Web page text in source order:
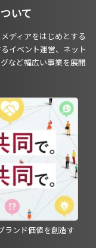
いて
ディアをはじめとする
イベント運営、ネット
など幅広い事業を展開
ランド価値を創造す